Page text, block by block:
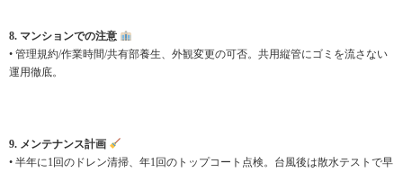
8. マンションでの注意
• 管理規約/作業時間/共有部養生、外観変更の可否。共用縦管にゴミを流さない
運用徹底。
9. メンテナンス計画
• 半年に1回のドレン清掃、年1回のトップコート点検。台風後は散水テストで早